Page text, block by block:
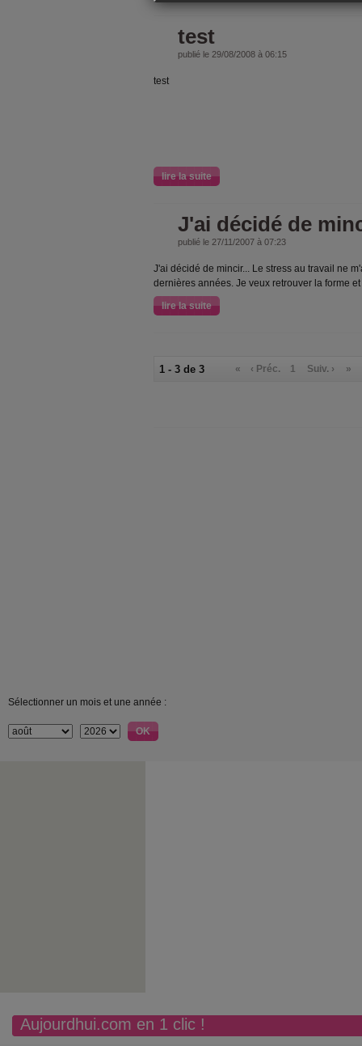
test
publié le 29/08/2008 à 06:15
test
lire la suite
J'ai décidé de
publié le 27/11/2007 à 07:23
J'ai décidé de mincir... Le stress au travail ne
dernières années. Je veux retrouver la forme
lire la suite
1 - 3 de 3 « ‹ Préc. 1 Suiv. › »
Sélectionner un mois et une année :
Aujourdhui.com en 1 clic !